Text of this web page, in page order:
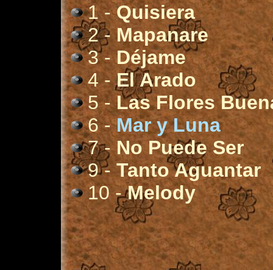
1 -Quisiera
2 -Mapanare
3 -Déjame
4 -El Arado
5 -Las Flores
6 -Mar y Luna
7 -No Puede Ser
9 - Tanto Aguantar
10 -Melody